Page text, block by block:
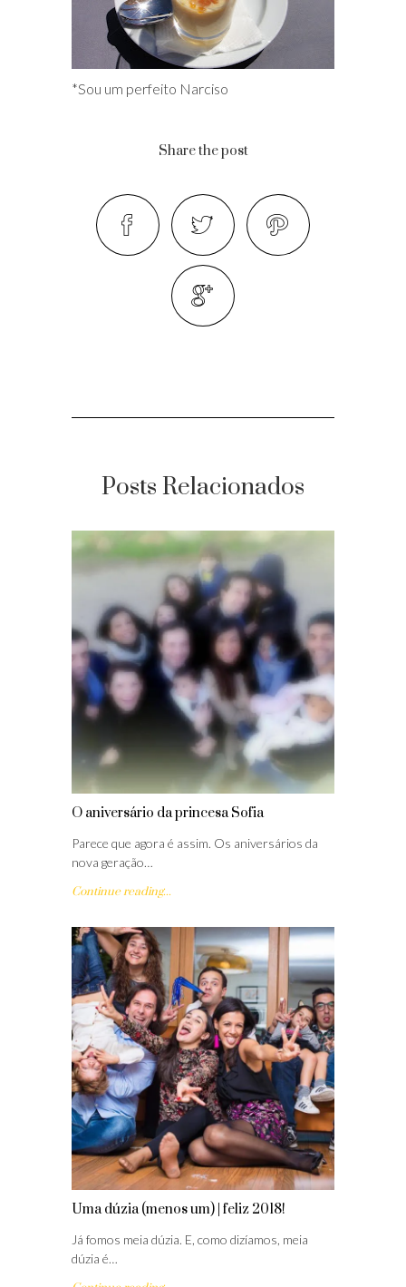
*Sou um perfeito Narciso
Share the post
Posts Relacionados
O aniversário da princesa Sofia
Parece que agora é assim. Os aniversários da
nova geração…
Continue reading...
Uma dúzia (menos um) | feliz 2018!
Já fomos meia dúzia. E, como dizíamos, meia
dúzia é…